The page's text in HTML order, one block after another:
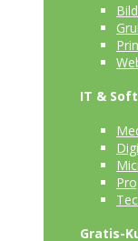
IT &
Gratis-